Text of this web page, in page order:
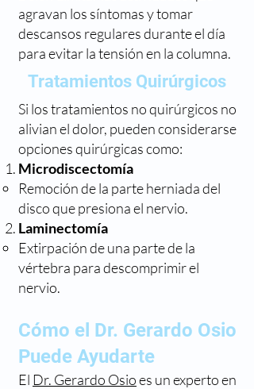
agravan los síntomas y tomar
descansos regulares durante el día
para evitar la tensión en la columna.
Tratamientos Quirúrgicos
Si los tratamientos no quirúrgicos no
alivian el dolor, pueden considerarse
opciones quirúrgicas como:
Microdiscectomía
Remoción de la parte herniada del
disco que presiona el nervio.
Laminectomía
Extirpación de una parte de la
vértebra para descomprimir el
nervio.
Cómo el Dr. Gerardo Osio
Puede Ayudarte
El Dr. Gerardo Osioes un experto en